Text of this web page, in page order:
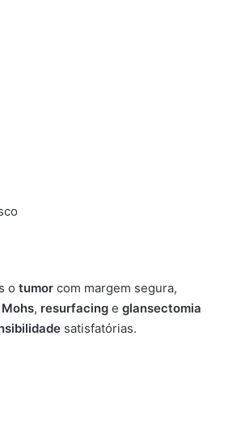
o tumor com margem segura,
Mohs, resurfacing e glansectomia
satisfatórias.